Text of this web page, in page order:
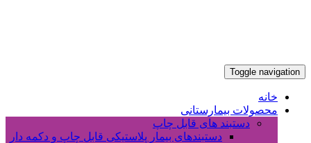
Toggle navigation
خانه
محصولات بیمارستانی
دستبند های قابل چاپ
دستبندهای بیمار پلاستیکی قابل چاپ و دکمه دار